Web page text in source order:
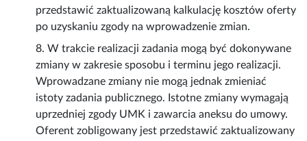
przedstawić zaktualizowaną kalkulację kosztów oferty
po uzyskaniu zgody na wprowadzenie zmian.
8. W trakcie realizacji zadania mogą być dokonywane
zmiany w zakresie sposobu i terminu jego realizacji.
Wprowadzane zmiany nie mogą jednak zmieniać
istoty zadania publicznego. Istotne zmiany wymagają
uprzedniej zgody UMK i zawarcia aneksu do umowy.
Oferent zobligowany jest przedstawić zaktualizowany